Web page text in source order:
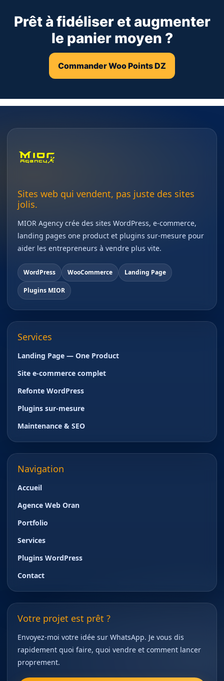
Prêt à fidéliser et augmenter
le panier moyen ?
Commander Woo Points DZ
Sites web qui vendent, pas juste des sites
jolis.
MIOR Agency crée des sites WordPress, e-commerce,
landing pages one product et plugins sur-mesure pour
aider les entrepreneurs à vendre plus vite.
WordPress WooCommerce Landing Page
Plugins MIOR
Services
Landing Page — One Product
Site e-commerce complet
Refonte WordPress
Plugins sur-mesure
Maintenance & SEO
Navigation
Accueil
Agence Web Oran
Portfolio
Services
Plugins WordPress
Contact
Votre projet est prêt ?
Envoyez-moi votre idée sur WhatsApp. Je vous dis
rapidement quoi faire, quoi vendre et comment lancer
proprement.